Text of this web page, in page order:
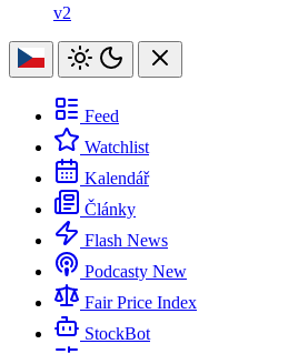
v2
Feed
Watchlist
Kalendář
Články
Flash News
Podcasty New
Fair Price Index
StockBot